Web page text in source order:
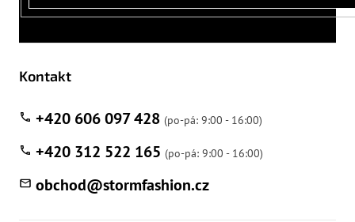
Kontakt
obchod@stormfashion.cz
+420 606 097 428
+420 312 522 165